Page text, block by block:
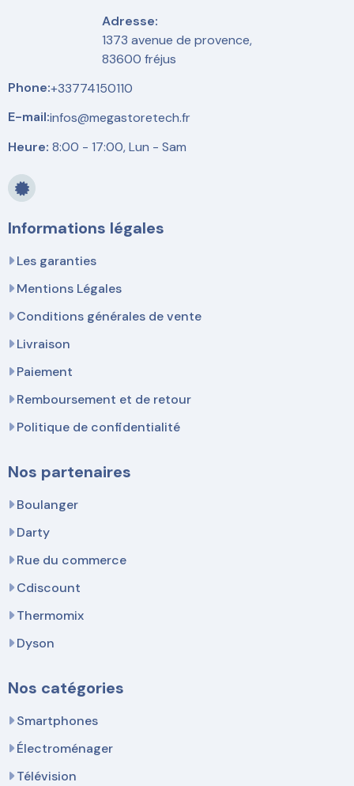
Adresse:
1373 avenue de provence,
83600 fréjus
Phone:+33774150110
E-mail:infos@megastoretech.fr
Heure: 8:00 - 17:00, Lun - Sam
Informations légales
Les garanties
Mentions Légales
Conditions générales de vente
Livraison
Paiement
Remboursement et de retour
Politique de confidentialité
Nos partenaires
Boulanger
Darty
Rue du commerce
Cdiscount
Thermomix
Dyson
Nos catégories
Smartphones
Électroménager
Télévision